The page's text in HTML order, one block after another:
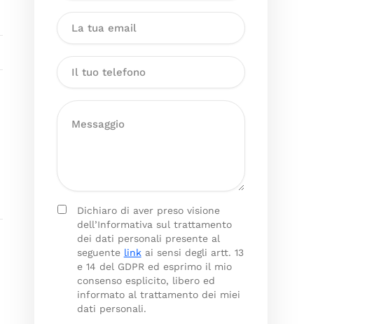
Dichiaro di aver preso visione
dell’Informativa sul trattamento
dei dati personali presente al
seguente linkai sensi degli artt. 13
e 14 del GDPR ed esprimo il mio
consenso esplicito, libero ed
informato al trattamento dei miei
dati personali.